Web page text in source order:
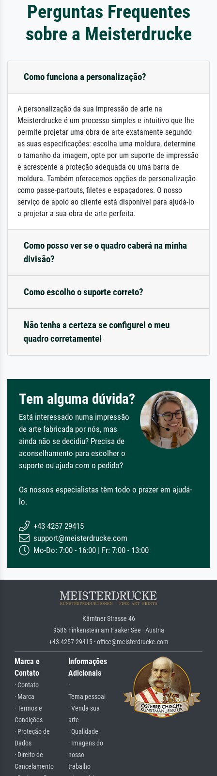
Perguntas Frequentes
sobre a Meisterdrucke
Como funciona a personalização?
A personalização da sua impressão de arte na
Meisterdrucke é um processo simples e intuitivo que lhe
permite projetar uma obra de arte exatamente segundo
as suas especificações: escolha uma moldura, determine
o tamanho da imagem, opte por um suporte de impressão
e acrescente a proteção adequada ou uma barra de
moldura. Também oferecemos opções de personalização
como passe-partouts, filetes e espaçadores. O nosso
serviço de apoio ao cliente está disponível para ajudá-lo
a projetar a sua obra de arte perfeita.
Como posso ver se o quadro caberá na minha
divisão?
Como escolho o suporte correto?
Não tenha a certeza se configurei o meu
quadro corretamente!
Tem alguma dúvida?
Está interessado numa impressão
de arte fabricada por nós, mas
ainda não se decidiu? Precisa de
aconselhamento para escolher o
suporte ou ajuda com o pedido?
Os nossos especialistas têm todo o prazer em ajudá-
lo.
+43 4257 29415
support@meisterdrucke.com
Mo-Do: 7:00 - 16:00 | Fr: 7:00 - 13:00
Kärntner Strasse 46
9586 Finkenstein am Faaker See · Austria
+43 4257 29415 · office@meisterdrucke.com
Marca e
Contato
· Contato
· Marca
· Termos e
Condições
· Proteção de
Dados
· Direito de
Cancelamento
Informações
Adicionais
·
Tema pessoal
· Venda sua
arte
· Qualidade
· Imagens do
nosso
trabalho